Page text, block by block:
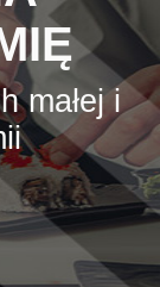
małej i